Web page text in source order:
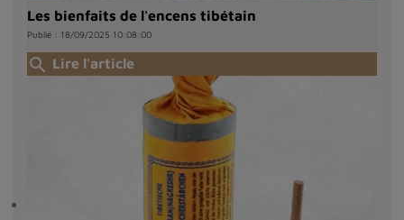
Les bienfaits de l'encens tibétain
Publié : 18/09/2025 10:08:00
search Lire l'article